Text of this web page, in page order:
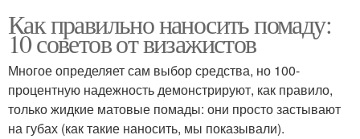
Как правильно наносить помаду:
10 советов от визажистов
Многое определяет сам выбор средства, но 100-
процентную надежность демонстрируют, как правило,
только жидкие матовые помады: они просто застывают
на губах (как такие наносить, мы показывали).